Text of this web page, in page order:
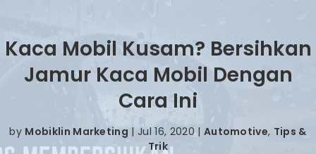
Kaca Mobil Kusam? Bersihkan
Jamur Kaca Mobil Dengan
Cara Ini
by Mobiklin Marketing |Jul 16, 2020 | Automotive, Tips &
Trik